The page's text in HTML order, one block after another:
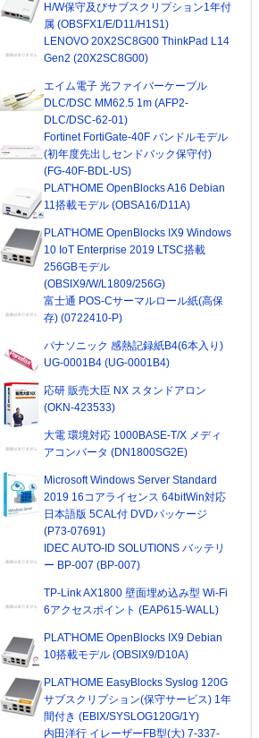
H/W保守及びサブスクリプション1年付
属 (OBSFX1/E/D11/H1S1)
LENOVO 20X2SC8G00 ThinkPad L14
Gen2 (20X2SC8G00)
エイム電子 光ファイバーケーブル
DLC/DSC MM62.5 1m (AFP2-
DLC/DSC-62-01)
Fortinet FortiGate-40F バンドルモデル
(初年度先出しセンドバック保守付)
(FG-40F-BDL-US)
PLAT'HOME OpenBlocks A16 Debian
11搭載モデル (OBSA16/D11A)
PLAT'HOME OpenBlocks IX9 Windows
10 IoT Enterprise 2019 LTSC搭載
256GBモデル
(OBSIX9/W/L1809/256G)
富士通 POS-Cサーマルロール紙(高保
存) (0722410-P)
パナソニック 感熱記録紙B4(6本入り)
UG-0001B4 (UG-0001B4)
応研 販売大臣 NX スタンドアロン
(OKN-423533)
大電 環境対応 1000BASE-T/X メディ
アコンバータ (DN1800SG2E)
Microsoft Windows Server Standard
2019 16コアライセンス 64bitWin対応
日本語版 5CAL付 DVDパッケージ
(P73-07691)
IDEC AUTO-ID SOLUTIONS バッテリ
ー BP-007 (BP-007)
TP-Link AX1800 壁面埋め込み型 Wi-Fi
6アクセスポイント (EAP615-WALL)
PLAT'HOME OpenBlocks IX9 Debian
10搭載モデル (OBSIX9/D10A)
PLAT'HOME EasyBlocks Syslog 120G
サブスクリプション(保守サービス) 1年
間付き (EBIX/SYSLOG120G/1Y)
内田洋行 イレーザーFB型(大) 7-337-